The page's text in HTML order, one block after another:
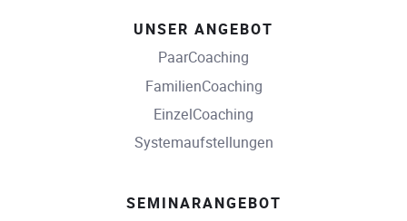
UNSER ANGEBOT
PaarCoaching
FamilienCoaching
EinzelCoaching
Systemaufstellungen
SEMINARANGEBOT